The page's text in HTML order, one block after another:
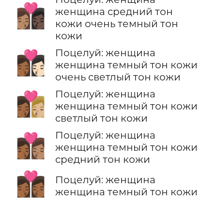
👩🏽‍❤️‍💋‍👩🏿
женщина средний тон
кожи очень темный тон
кожи
👩🏾‍❤️‍💋‍👩🏻
Поцелуй: женщина
женщина темный тон кожи
очень светлый тон кожи
👩🏾‍❤️‍💋‍👩🏼
Поцелуй: женщина
женщина темный тон кожи
светлый тон кожи
👩🏾‍❤️‍💋‍👩🏽
Поцелуй: женщина
женщина темный тон кожи
средний тон кожи
👩🏾‍❤️‍💋‍👩🏾
Поцелуй: женщина
женщина темный тон кожи